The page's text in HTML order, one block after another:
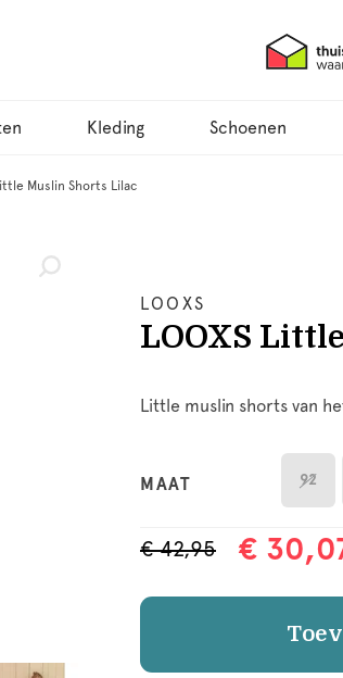
Kleding Schoenen
Muslin Shorts Lilac
LOOXS
LOOXS
Little muslin shorts van
MAAT 92
€ 42,95 €